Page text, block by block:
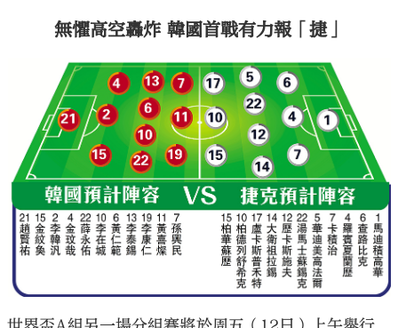
無懼高空轟炸 韓國首戰有力報「捷」